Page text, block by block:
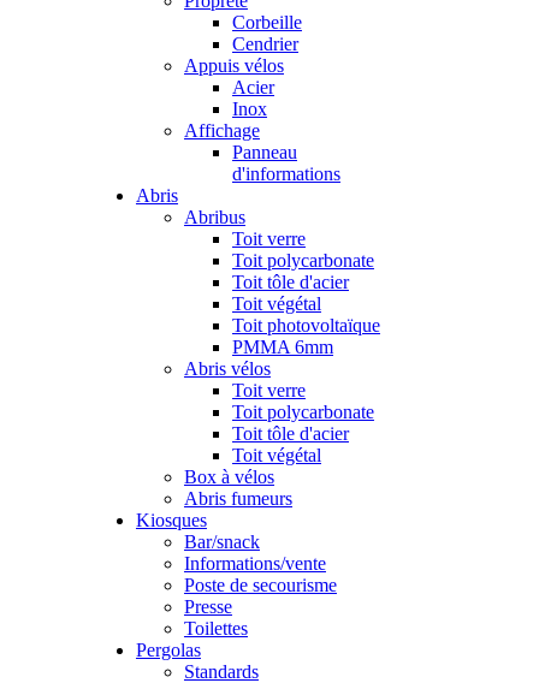
Corbeille
Cendrier
Appuis vélos
Acier
Inox
Affichage
Panneau
d'informations
Abris
Abribus
Toit verre
Toit polycarbonate
Toit tôle d'acier
Toit végétal
Toit photovoltaïque
PMMA 6mm
Abris vélos
Toit verre
Toit polycarbonate
Toit tôle d'acier
Toit végétal
Box à vélos
Abris fumeurs
Kiosques
Bar/snack
Informations/vente
Poste de secourisme
Presse
Toilettes
Pergolas
Standards